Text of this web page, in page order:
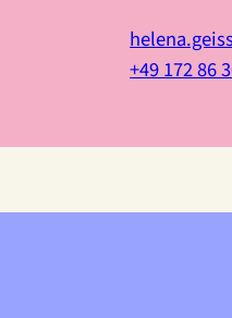
+49 172 86